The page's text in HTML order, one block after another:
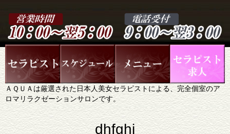
ＡＱＵＡは厳選された日本人美女セラピストによる、完全個室のア
ロマリラクゼーションサロンです。
dhfghj